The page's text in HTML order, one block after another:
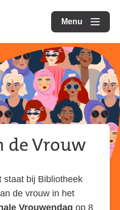
Menu
openen
de Vrouw
staat bij Bibliotheek
de vrouw in het
Vrouwendag op 8